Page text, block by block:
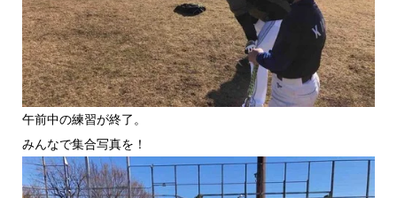
午前中の練習が終了。
みんなで集合写真を！